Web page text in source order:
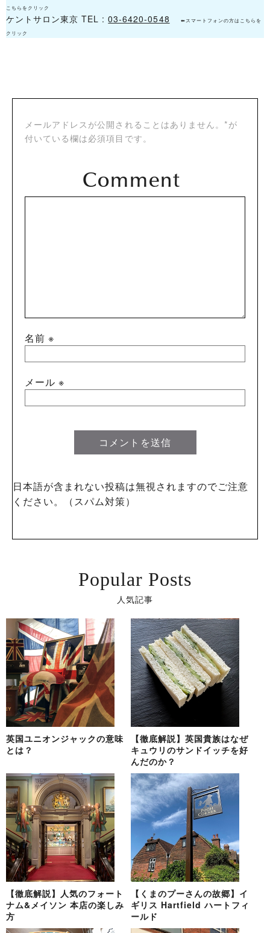
こちらをクリック
ケントサロン東京 TEL :03-6420-0548
⬅スマートフォンの方はこちらを
クリック
メールアドレスが公開されることはありません。*が
付いている欄は必須項目です。
名前※
メール※
日本語が含まれない投稿は無視されますのでご注意
ください。（スパム対策）
Popular Posts
人気記事
英国ユニオンジャックの意味
とは？
【徹底解説】英国貴族はなぜ
キュウリのサンドイッチを好
んだのか？
【徹底解説】人気のフォート
ナム&メイソン 本店の楽しみ
方
【くまのプーさんの故郷】イ
ギリス Hartfield ハートフィ
ールド